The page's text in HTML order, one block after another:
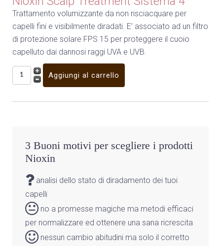
Trattamento volumizzante da non risciacquare per
capelli fini e visibilmente diradati. E’ associato ad un filtro
di protezione solare FPS 15 per proteggere il cuoio
capelluto dai dannosi raggi UVA e UVB.
3 Buoni motivi per scegliere i prodotti
Nioxin
analisi dello stato di diradamento dei tuoi
capelli
no a promesse magiche ma metodi efficaci
per normalizzare ed ottenere una sana ricrescita
nessun cambio abitudini ma solo il corretto